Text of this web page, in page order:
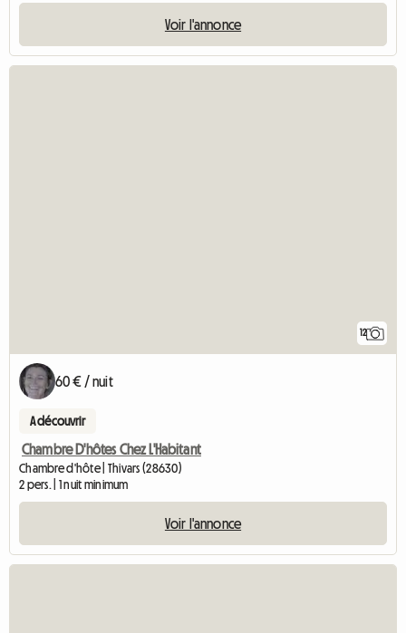
Voir l'annonce
12
60 € / nuit
A découvrir
Chambre D'hôtes Chez L'Habitant
Chambre d'hôte | Thivars (28630)
2 pers. | 1 nuit minimum
Voir l'annonce